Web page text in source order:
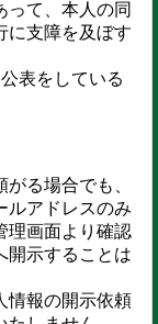
って、本人の同
に支障を及ぼす
表をしている
る場合でも、
ルアドレスのみ
理画面より確認
開示することは
情報の開示依頼